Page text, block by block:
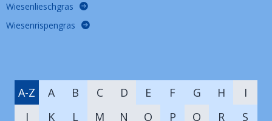
Wiesenlieschgras
Wiesenrispengras
A-Z A B C D E F G H
I
J
K L M N O P Q R
S